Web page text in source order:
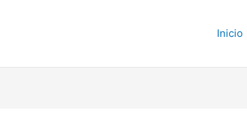
Inicio